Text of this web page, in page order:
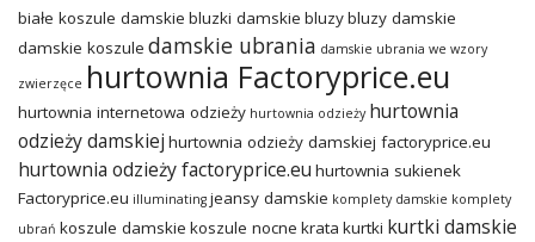
białe koszule damskie bluzki damskie bluzybluzy damskie
damskie koszule damskie ubrania damskie ubrania we wzory
zwierzęce hurtownia Factoryprice.eu
hurtownia internetowa odzieży hurtownia odzieży hurtownia
odzieży damskiej hurtownia odzieży damskiej factoryprice.eu
hurtownia odzieży factoryprice.eu hurtownia sukienek
Factoryprice.eu illuminating jeansy damskie komplety damskie komplety
ubrań koszule damskie koszule nocne krata kurtki kurtki damskie